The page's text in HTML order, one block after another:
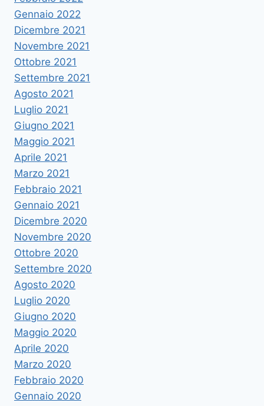
Gennaio 2022
Dicembre 2021
Novembre 2021
Ottobre 2021
Settembre 2021
Agosto 2021
Luglio 2021
Giugno 2021
Maggio 2021
Aprile 2021
Marzo 2021
Febbraio 2021
Gennaio 2021
Dicembre 2020
Novembre 2020
Ottobre 2020
Settembre 2020
Agosto 2020
Luglio 2020
Giugno 2020
Maggio 2020
Aprile 2020
Marzo 2020
Febbraio 2020
Gennaio 2020